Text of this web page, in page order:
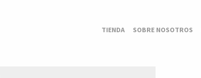
TIENDA SOBRE NOSOTROS